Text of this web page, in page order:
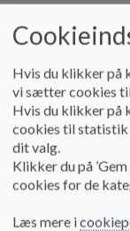
Fravær og
IT – BYOD,
Ringetider
Skolens fag
Skolestart og
Praktisk
Hvis du klikker på
vi sætter cookies
Hvis du klikker på
cookies til statistik
dit valg.
Klikker du på
cookies for de
Læs mere i